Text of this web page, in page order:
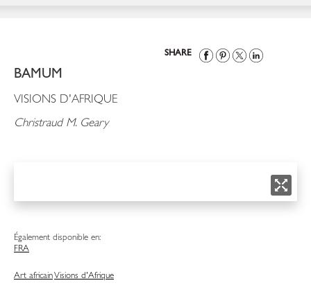
SHARE
BAMUM
VISIONS D'AFRIQUE
Christraud M. Geary
Également disponible en:
FRA
Art africainVisions d'Afrique